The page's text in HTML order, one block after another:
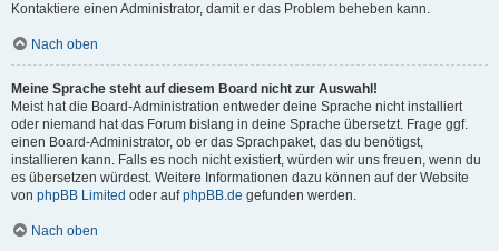
Kontaktiere einen Administrator, damit er das Problem beheben kann.
Nach oben
Meine Sprache steht auf diesem Board nicht zur Auswahl!
Meist hat die Board-Administration entweder deine Sprache nicht installiert
oder niemand hat das Forum bislang in deine Sprache übersetzt. Frage ggf.
einen Board-Administrator, ob er das Sprachpaket, das du benötigst,
installieren kann. Falls es noch nicht existiert, würden wir uns freuen, wenn du
es übersetzen würdest. Weitere Informationen dazu können auf der Website
von phpBB Limited oder aufphpBB.de gefunden werden.
Nach oben